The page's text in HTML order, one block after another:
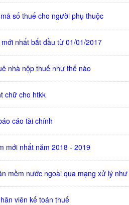
số thuế cho người phụ thuộc
nhất bắt đầu từ 01/01/2017
nhà nộp thuế như thế nào
chữ cho htkk
cáo tài chính
mới nhất năm 2018 - 2019
mềm nước ngoài qua mạng xử lý
viên kế toán thuế